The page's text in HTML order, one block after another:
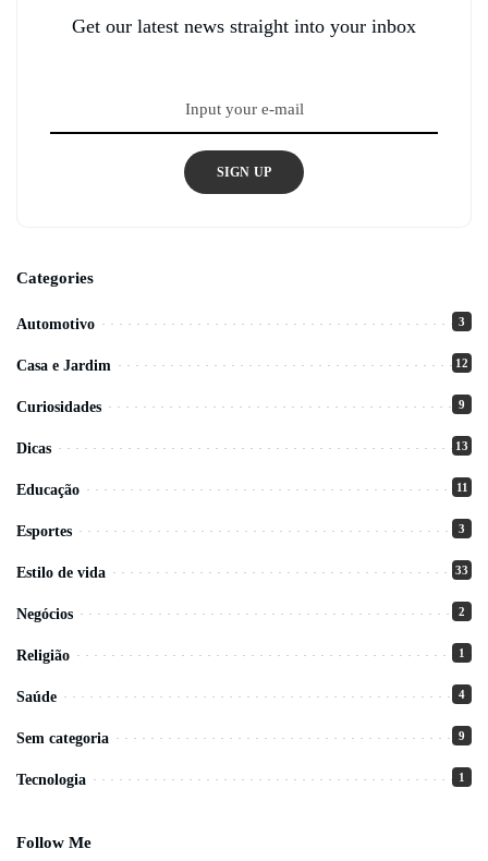
Get our latest news straight into your inbox
SIGN UP
Categories
Automotivo 3
Casa e Jardim 12
Curiosidades 9
Dicas 13
Educação 11
Esportes 3
Estilo de vida 33
Negócios 2
Religião 1
Saúde 4
Sem categoria 9
Tecnologia 1
Follow Me